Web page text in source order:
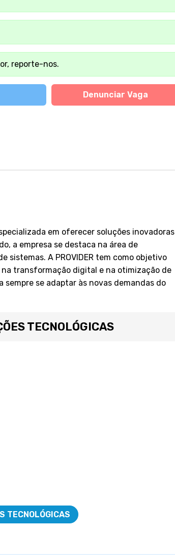
reporte-nos.
Denunciar Vaga
em oferecer soluções inovadoras
a empresa se destaca na área de
A PROVIDER tem como objetivo
transformação digital e na otimização de
sempre se adaptar às novas demandas do
TECNOLÓGICAS
TECNOLÓGICAS